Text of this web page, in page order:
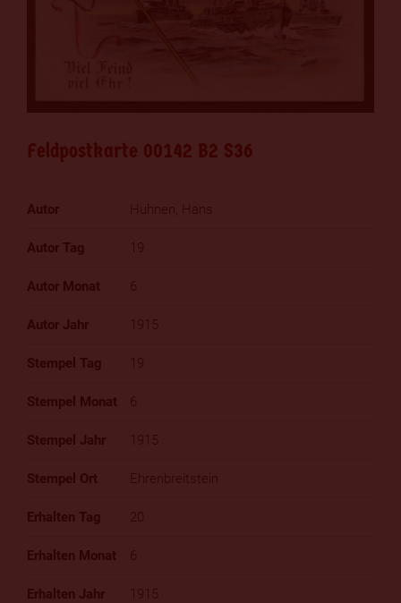
Feldpostkarte 00142 B2 S36
Huhnen, Hans
6
1915
6
1915
Ehrenbreitstein
20
6
1915